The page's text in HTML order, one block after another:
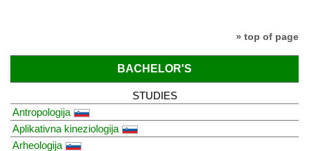
» top of page
BACHELOR'S
STUDIES
Antropologija
Aplikativna kineziologija
Arheologija